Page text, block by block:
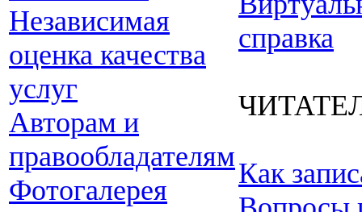
Независимая
оценка качества
услуг
Авторам и
правообладателям
Фотогалерея
справка
Как